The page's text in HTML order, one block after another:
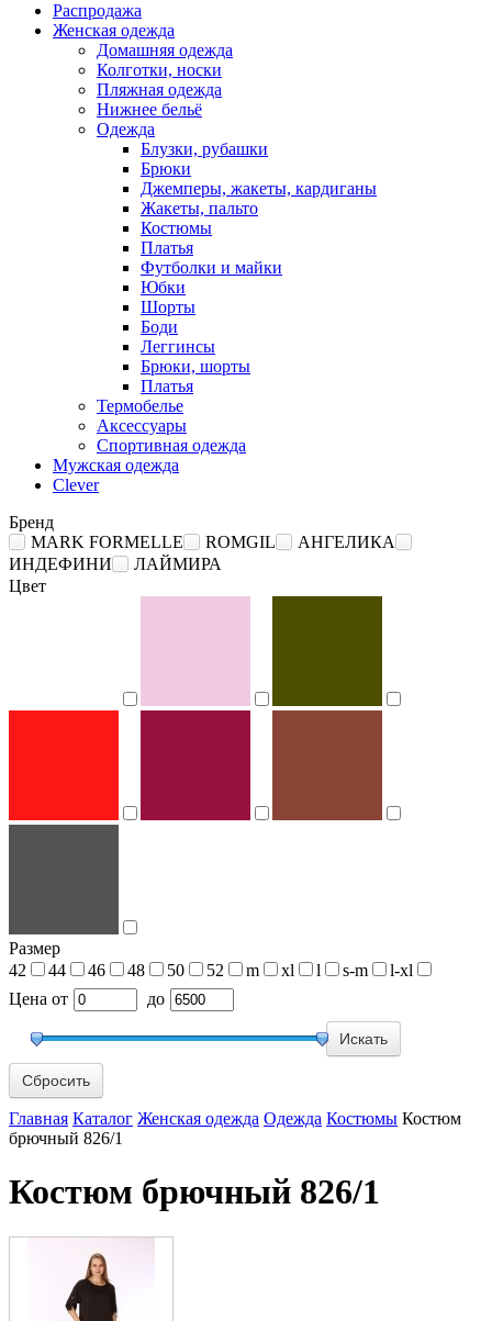
Распродажа
Женская одежда
Домашняя одежда
Колготки, носки
Пляжная одежда
Нижнее бельё
Одежда
Блузки, рубашки
Брюки
Джемперы, жакеты, кардиганы
Жакеты, пальто
Костюмы
Платья
Футболки и майки
Юбки
Шорты
Боди
Леггинсы
Брюки, шорты
Платья
Термобелье
Аксессуары
Спортивная одежда
Мужская одежда
Clever
Бренд
MARK FORMELLE
ROMGIL
АНГЕЛИКА
ИНДЕФИНИ
ЛАЙМИРА
Цвет
Размер
42
44 46 48 50 52 m xl l s-m
l-xl
Цена от до
Сбросить
Главная Каталог Женская одежда Одежда Костюмы Костюм
брючный 826/1
Костюм брючный 826/1